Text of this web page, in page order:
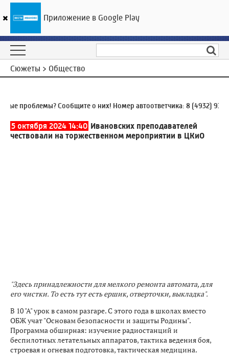
ГТРК «Ивтелерадио»
Сюжеты > Общество
проблемы? Сообщите о них! Номер автоответчика:8 (4932) 930-930
5 октября 2024 14:40 Ивановских преподавателей
чествовали на торжественном мероприятии в ЦКиО
"Здесь принадлежности для мелкого ремонта автомата, для
его чистки. То есть тут есть ершик, отверточки, выкладка".
В 10 "А" урок в самом разгаре. С этого года в школах вместо
ОБЖ учат "Основам безопасности и защиты Родины".
Программа обширная: изучение радиостанций и
беспилотных летательных аппаратов, тактика ведения боя,
строевая и огневая подготовка, тактическая медицина.
Приложение в Google Play